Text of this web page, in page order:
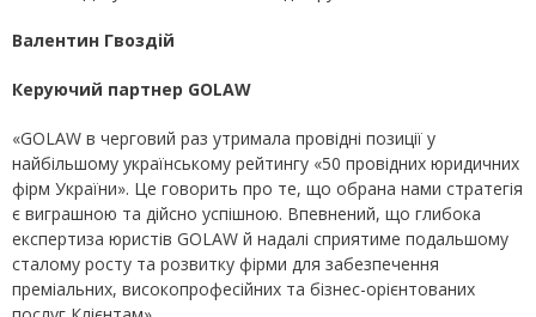
Валентин Гвоздій
Керуючий партнер GOLAW
«GOLAW в черговий раз утримала провідні позиції у
найбільшому українському рейтингу «50 провідних юридичних
фірм України». Це говорить про те, що обрана нами стратегія
є виграшною та дійсно успішною. Впевнений, що глибока
експертиза юристів GOLAW й надалі сприятиме подальшому
сталому росту та розвитку фірми для забезпечення
преміальних, високопрофесійних та бізнес-орієнтованих